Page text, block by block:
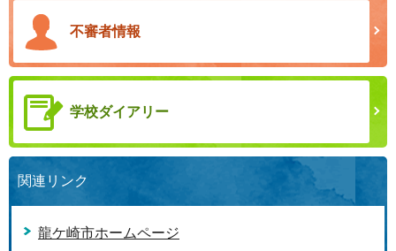
不審者情報
学校ダイアリー
関連リンク
龍ケ崎市ホームページ